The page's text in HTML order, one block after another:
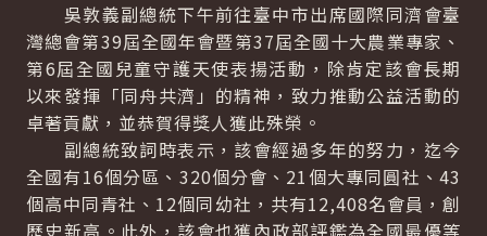
吳敦義副總統下午前往臺中市出席國際同濟會臺
灣總會第39屆全國年會暨第37屆全國十大農業專家、
第6屆全國兒童守護天使表揚活動，除肯定該會長期
以來發揮「同舟共濟」的精神，致力推動公益活動的
卓著貢獻，並恭賀得獎人獲此殊榮。
副總統致詞時表示，該會經過多年的努力，迄今
全國有16個分區、320個分會、21個大專同圓社、43
個高中同青社、12個同幼社，共有12,408名會員，創
歷史新高。此外，該會也獲內政部評鑑為全國最優等